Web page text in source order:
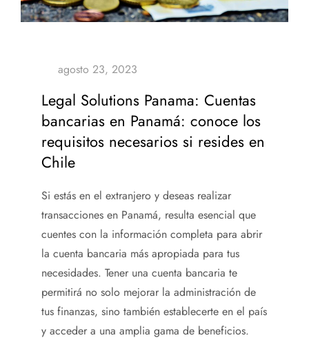
Legal Solutions Panama: Cuentas
bancarias en Panamá: conoce los
requisitos necesarios si resides en
Chile
Si estás en el extranjero y deseas realizar
transacciones en Panamá, resulta esencial que
cuentes con la información completa para abrir
la cuenta bancaria más apropiada para tus
necesidades. Tener una cuenta bancaria te
permitirá no solo mejorar la administración de
tus finanzas, sino también establecerte en el país
y acceder a una amplia gama de beneficios.